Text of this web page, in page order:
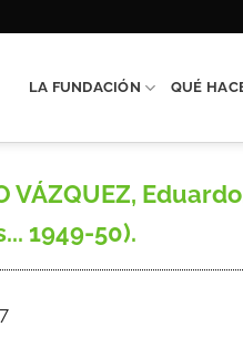
LA FUNDACIÓN QUÉ
VÁZQUEZ,
1949-50).